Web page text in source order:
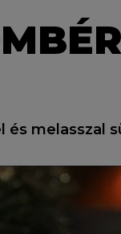
és melasszal